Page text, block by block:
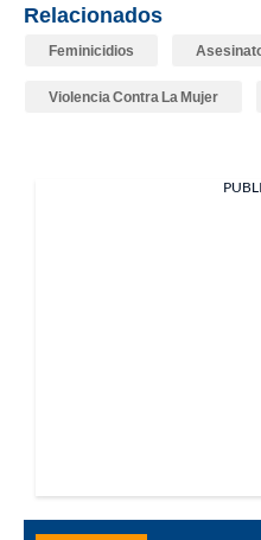
Relacionados
Feminicidios
Violencia Contra La Mujer